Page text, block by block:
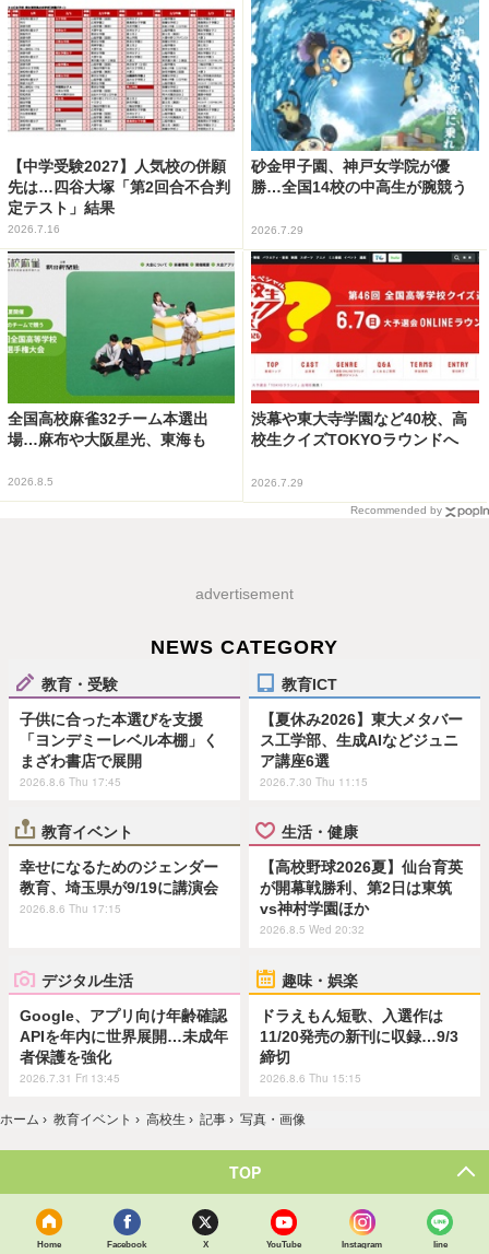
【中学受験2027】人気校の併願
先は…四谷大塚「第2回合不合判
定テスト」結果
2026.7.16
砂金甲子園、神戸女学院が優
勝…全国14校の中高生が腕競う
2026.7.29
全国高校麻雀32チーム本選出
場…麻布や大阪星光、東海も
2026.8.5
渋幕や東大寺学園など40校、高
校生クイズTOKYOラウンドへ
2026.7.29
Recommended by
advertisement
NEWS CATEGORY
教育・受験
子供に合った本選びを支援
「ヨンデミーレベル本棚」く
まざわ書店で展開
2026.8.6 Thu 17:45
教育ICT
【夏休み2026】東大メタバー
ス工学部、生成AIなどジュニ
ア講座6選
2026.7.30 Thu 11:15
教育イベント
幸せになるためのジェンダー
教育、埼玉県が9/19に講演会
2026.8.6 Thu 17:15
生活・健康
【高校野球2026夏】仙台育英
が開幕戦勝利、第2日は東筑
vs神村学園ほか
2026.8.5 Wed 20:32
デジタル生活
Google、アプリ向け年齢確認
APIを年内に世界展開…未成年
者保護を強化
2026.7.31 Fri 13:45
趣味・娯楽
ドラえもん短歌、入選作は
11/20発売の新刊に収録…9/3
締切
2026.8.6 Thu 15:15
ホーム › 教育イベント › 高校生 › 記事 › 写真・画像
TOP
Home Facebook X YouTube Instagram line